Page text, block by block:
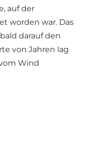
auf der
worden war. Das
darauf den
von Jahren lag
Wind